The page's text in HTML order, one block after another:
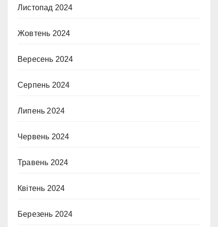
Листопад 2024
Жовтень 2024
Вересень 2024
Серпень 2024
Липень 2024
Червень 2024
Травень 2024
Квітень 2024
Березень 2024